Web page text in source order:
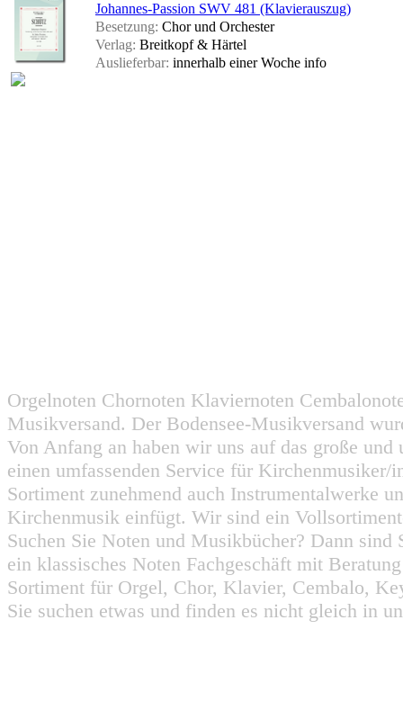
Johannes-Passion SWV 481 (Klavierauszug)
Besetzung: Chor und Orchester
Verlag: Breitkopf & Härtel
Auslieferbar: innerhalb einer Woche info
Orgelnoten Chornoten Klaviernoten
Musikversand. Der Bodensee-Musikversand
Von Anfang an haben wir uns auf das große
einen umfassenden Service für
Sortiment zunehmend auch Instrumentalwerke
Kirchenmusik einfügt. Wir sind ein
Suchen Sie Noten und Musikbücher? Dann
ein klassisches Noten Fachgeschäft mit
Sortiment für Orgel, Chor, Klavier, Cembalo,
Sie suchen etwas und finden es nicht gleich in